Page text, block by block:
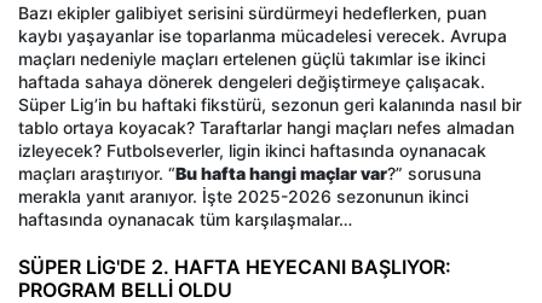
Bazı ekipler galibiyet serisini sürdürmeyi hedeflerken, puan
kaybı yaşayanlar ise toparlanma mücadelesi verecek. Avrupa
maçları nedeniyle maçları ertelenen güçlü takımlar ise ikinci
haftada sahaya dönerek dengeleri değiştirmeye çalışacak.
Süper Lig’in bu haftaki fikstürü, sezonun geri kalanında nasıl bir
tablo ortaya koyacak? Taraftarlar hangi maçları nefes almadan
izleyecek? Futbolseverler, ligin ikinci haftasında oynanacak
maçları araştırıyor. “Bu hafta hangi maçlar var?” sorusuna
merakla yanıt aranıyor. İşte 2025-2026 sezonunun ikinci
haftasında oynanacak tüm karşılaşmalar…
SÜPER LİG'DE 2. HAFTA HEYECANI BAŞLIYOR:
PROGRAM BELLİ OLDU